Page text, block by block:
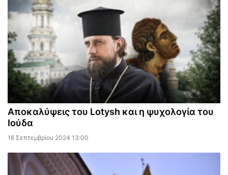
Αποκαλύψεις του Lotysh και η ψυχολογία του
Ιούδα
18 Σεπτεμβρίου 2024 13:00